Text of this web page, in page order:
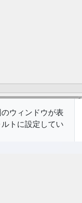
ウィンドウが表
トに設定してい